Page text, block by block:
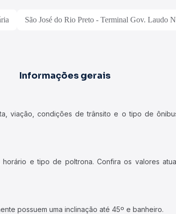
São José do Rio Preto - Terminal Gov. Laudo
Informações gerais
viação, condições de trânsito e o tipo de
e tipo de poltrona. Confira os valores
possuem uma inclinação até 45º e banheiro.